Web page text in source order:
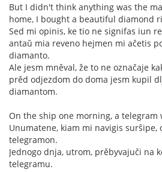
But I didn't think anything was the
home, I bought a beautiful diamond
Sed mi opinis, ke tio ne signifas iun
antaŭ mia reveno hejmen mi aĉetis
diamanto.
Ale jesm mněval, že to ne označaje
prěd odjezdom do doma jesm kupil
diamantom.
On the ship one morning, a telegram
Unumatene, kiam mi navigis surŝipe,
telegramon.
Jednogo dnja, utrom, prěbyvajuči na
telegramu.